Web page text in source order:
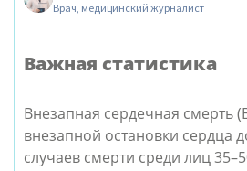
Врач, медицинский журналист
Важная статистика
Внезапная сердечная смерть
внезапной остановки сердца
случаев смерти среди лиц